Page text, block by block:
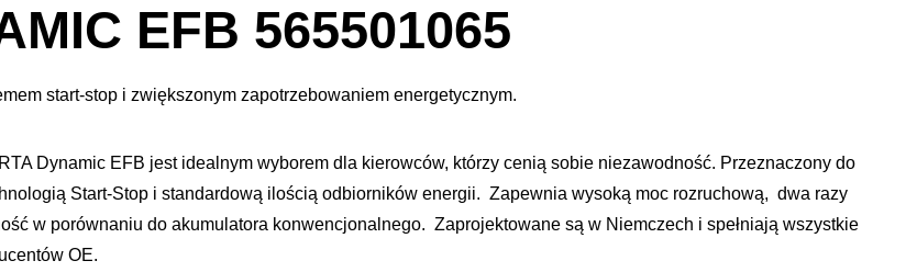
obrazu
EFB 565501065
start-stop i zwiększonym zapotrzebowaniem energetycznym.
Dynamic EFB jest idealnym wyborem dla kierowców, którzy cenią sobie niezawodność. Przeznaczony do
Start-Stop i standardową ilością odbiorników energii. Zapewnia wysoką moc rozruchową, dwa razy
w porównaniu do akumulatora konwencjonalnego. Zaprojektowane są w Niemczech i spełniają wszystkie
OE.